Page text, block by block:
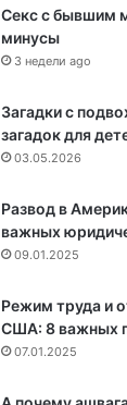
Секс с бывшим
минусы
3 недели ago
Загадки с
загадок для
03.05.2026
Развод в
важных
09.01.2025
Режим труда и
США: 8 важных
07.01.2025